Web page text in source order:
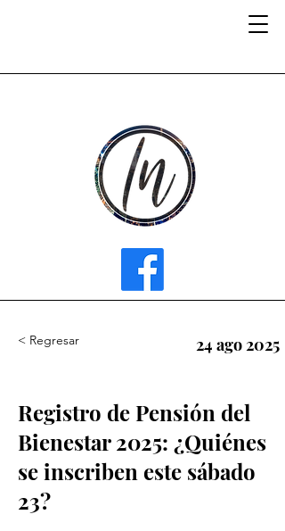
< Regresar 24 ago 2025
Registro de Pensión del
Bienestar 2025: ¿Quiénes
se inscriben este sábado
23?